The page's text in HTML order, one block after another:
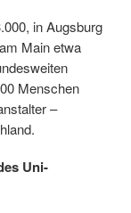
in Augsburg
Main etwa
Menschen
–
Uni-